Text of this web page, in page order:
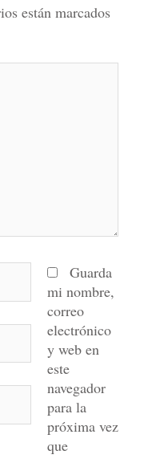
están marcados
Guarda
mi nombre,
correo
electrónico
y web en
este
navegador
para la
próxima vez
que